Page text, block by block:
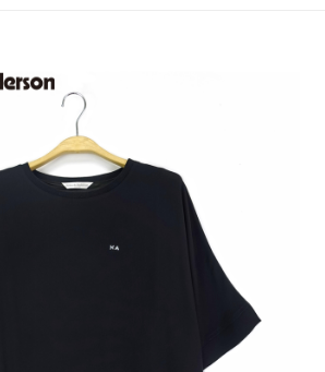
含以上)免運費
含以上)免運費